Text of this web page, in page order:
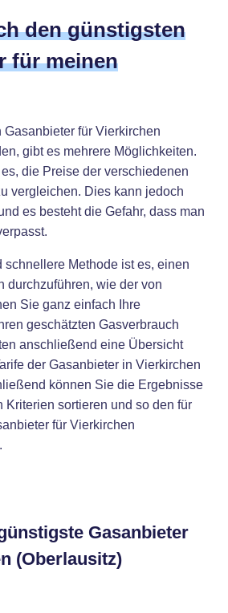
den günstigsten
für meinen
Gasanbieter für Vierkirchen
gibt es mehrere Möglichkeiten.
die Preise der verschiedenen
vergleichen. Dies kann jedoch
es besteht die Gefahr, dass man
schnellere Methode ist es, einen
durchzuführen, wie der von
Sie ganz einfach Ihre
geschätzten Gasverbrauch
anschließend eine Übersicht
der Gasanbieter in Vierkirchen
können Sie die Ergebnisse
Kriterien sortieren und so den für
für Vierkirchen
Gasanbieter
(Oberlausitz)